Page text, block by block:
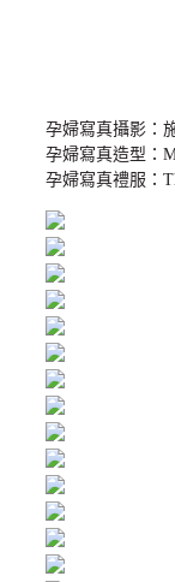
孕婦寫真攝影：
孕婦寫真造型：
孕婦寫真禮服：